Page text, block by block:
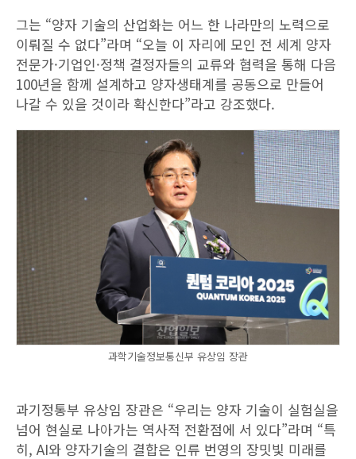
그는 “양자 기술의 산업화는 어느 한 나라만의 노력으로
이뤄질 수 없다”라며 “오늘 이 자리에 모인 전 세계 양자
전문가·기업인·정책 결정자들의 교류와 협력을 통해 다음
100년을 함께 설계하고 양자생태계를 공동으로 만들어
나갈 수 있을 것이라 확신한다”라고 강조했다.
과학기술정보통신부 유상임 장관
과기정통부 유상임 장관은 “우리는 양자 기술이 실험실을
넘어 현실로 나아가는 역사적 전환점에 서 있다”라며 “특
히, AI와 양자기술의 결합은 인류 번영의 장밋빛 미래를